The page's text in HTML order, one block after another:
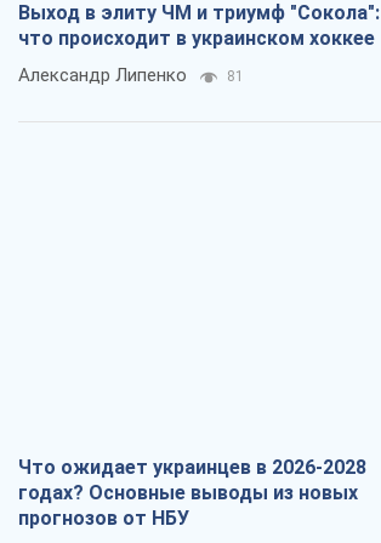
Выход в элиту ЧМ и триумф "Сокола":
что происходит в украинском хоккее
Александр Липенко 81
Что ожидает украинцев в 2026-2028
годах? Основные выводы из новых
прогнозов от НБУ